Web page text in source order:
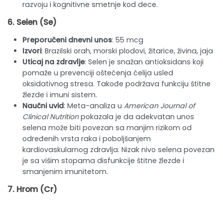
razvoju i kognitivne smetnje kod dece.
6. Selen (Se)
Preporučeni dnevni unos: 55 mcg
Izvori: Brazilski orah, morski plodovi, žitarice, živina, jaja
Uticaj na zdravlje: Selen je snažan antioksidans koji
pomaže u prevenciji oštećenja ćelija usled
oksidativnog stresa. Takođe podržava funkciju štitne
žlezde i imuni sistem.
Naučni uvid: Meta-analiza u American Journal of
Clinical Nutritionpokazala je da adekvatan unos
selena može biti povezan sa manjim rizikom od
određenih vrsta raka i poboljšanjem
kardiovaskularnog zdravlja. Nizak nivo selena povezan
je sa višim stopama disfunkcije štitne žlezde i
smanjenim imunitetom.
7. Hrom (Cr)